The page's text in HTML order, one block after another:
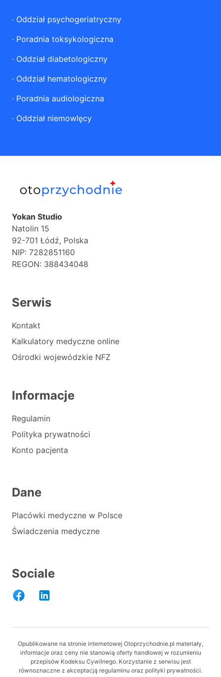
· Oddział psychogeriatryczny
· Poradnia toksykologiczna
· Oddział diabetologiczny
· Oddział hematologiczny
· Poradnia audiologiczna
· Oddział niemowlęcy
Yokan Studio
Natolin 15
92-701 Łódź, Polska
NIP: 7282851160
REGON: 388434048
Serwis
Kontakt
Kalkulatory medyczne online
Ośrodki wojewódzkie NFZ
Informacje
Regulamin
Polityka prywatności
Konto pacjenta
Dane
Placówki medyczne w Polsce
Świadczenia medyczne
Sociale
Opublikowane na stronie internetowej Otoprzychodnie.pl materiały,
informacje oraz ceny nie stanowią oferty handlowej w rozumieniu
przepisów Kodeksu Cywilnego. Korzystanie z serwisu jest
równoznaczne z akceptacją regulaminu oraz polityki prywatności.